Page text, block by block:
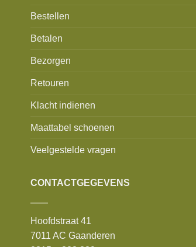
Bestellen
Betalen
Bezorgen
Retouren
Klacht indienen
Maattabel schoenen
Veelgestelde vragen
CONTACTGEGEVENS
Hoofdstraat 41
7011 AC Gaanderen